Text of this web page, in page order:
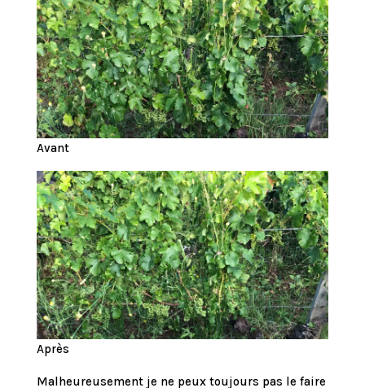
Avant
Après
Malheureusement je ne peux toujours pas le faire